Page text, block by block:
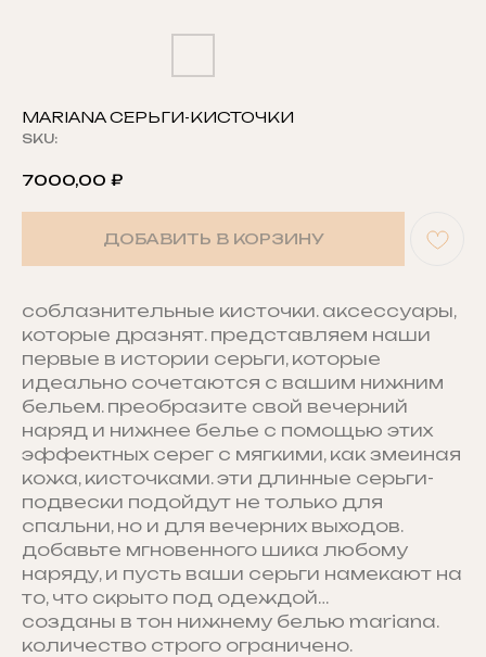
MARIANA СЕРЬГИ-КИСТОЧКИ
SKU:
7000,00 ₽
ДОБАВИТЬ В КОРЗИНУ
соблазнительные кисточки. аксессуары,
которые дразнят. представляем наши
первые в истории серьги, которые
идеально сочетаются с вашим нижним
бельем. преобразите свой вечерний
наряд и нижнее белье с помощью этих
эффектных серег с мягкими, как змеиная
кожа, кисточками. эти длинные серьги-
подвески подойдут не только для
спальни, но и для вечерних выходов.
добавьте мгновенного шика любому
наряду, и пусть ваши серьги намекают на
то, что скрыто под одеждой…
созданы в тон нижнему белью mariana.
количество строго ограничено.